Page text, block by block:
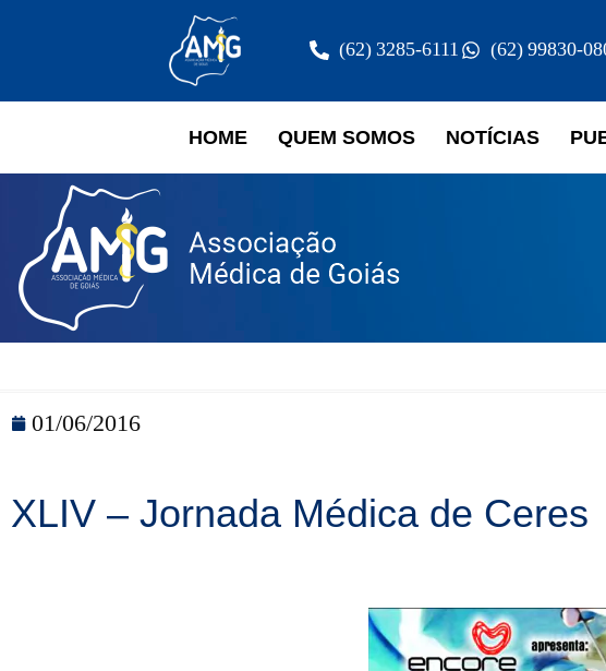
(62) 3285-6111 (62) 99830-
HOME QUEM SOMOS NOTÍCIAS
01/06/2016
XLIV – Jornada Médica de Ceres